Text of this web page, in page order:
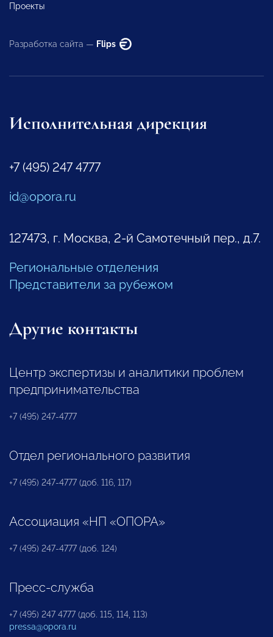
Проекты
Разработка сайта — Flips
Исполнительная дирекция
+7 (495) 247 4777
id@opora.ru
127473, г. Москва, 2-й Самотечный пер., д.7.
Региональные отделения
Представители за рубежом
Другие контакты
Центр экспертизы и аналитики проблем
предпринимательства
+7 (495) 247-4777
Отдел регионального развития
+7 (495) 247-4777 (доб. 116, 117)
Ассоциация «НП «ОПОРА»
+7 (495) 247-4777 (доб. 124)
Пресс-служба
+7 (495) 247 4777 (доб. 115, 114, 113)
pressa@opora.ru